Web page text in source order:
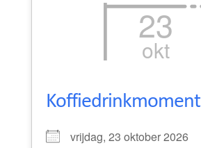
23
okt
Koffiedrinkmoment
vrijdag, 23 oktober 2026